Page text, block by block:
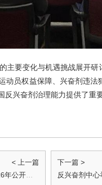
主要变化与机遇挑战展开研
动员权益保障、兴奋剂违
兴奋剂治理能力提供了重
< 上一篇
国家体育总局反兴奋剂中心2026年公开招聘应届毕业生面试公告
下一篇 >